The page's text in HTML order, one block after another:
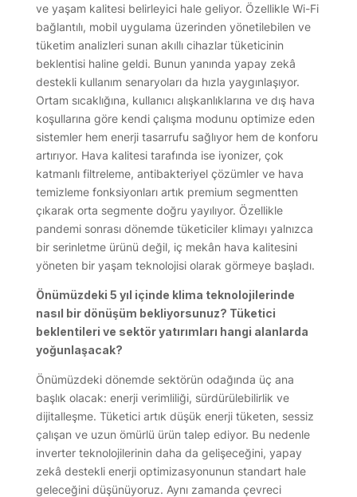
ve yaşam kalitesi belirleyici hale geliyor. Özellikle Wi-Fi
bağlantılı, mobil uygulama üzerinden yönetilebilen ve
tüketim analizleri sunan akıllı cihazlar tüketicinin
beklentisi haline geldi. Bunun yanında yapay zekâ
destekli kullanım senaryoları da hızla yaygınlaşıyor.
Ortam sıcaklığına, kullanıcı alışkanlıklarına ve dış hava
koşullarına göre kendi çalışma modunu optimize eden
sistemler hem enerji tasarrufu sağlıyor hem de konforu
artırıyor. Hava kalitesi tarafında ise iyonizer, çok
katmanlı filtreleme, antibakteriyel çözümler ve hava
temizleme fonksiyonları artık premium segmentten
çıkarak orta segmente doğru yayılıyor. Özellikle
pandemi sonrası dönemde tüketiciler klimayı yalnızca
bir serinletme ürünü değil, iç mekân hava kalitesini
yöneten bir yaşam teknolojisi olarak görmeye başladı.
Önümüzdeki 5 yıl içinde klima teknolojilerinde
nasıl bir dönüşüm bekliyorsunuz? Tüketici
beklentileri ve sektör yatırımları hangi alanlarda
yoğunlaşacak?
Önümüzdeki dönemde sektörün odağında üç ana
başlık olacak: enerji verimliliği, sürdürülebilirlik ve
dijitalleşme. Tüketici artık düşük enerji tüketen, sessiz
çalışan ve uzun ömürlü ürün talep ediyor. Bu nedenle
inverter teknolojilerinin daha da gelişeceğini, yapay
zekâ destekli enerji optimizasyonunun standart hale
geleceğini düşünüyoruz. Aynı zamanda çevreci